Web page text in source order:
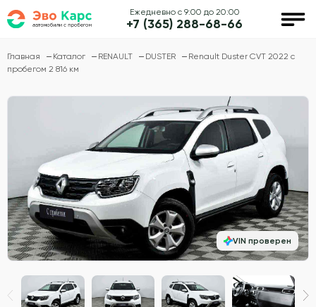
Ежедневно с 9:00 до 20:00
+7 (365) 288-68-66
Главная Каталог RENAULT DUSTER
Renault Duster CVT 2022 с
пробегом 2 816 км
VIN проверен